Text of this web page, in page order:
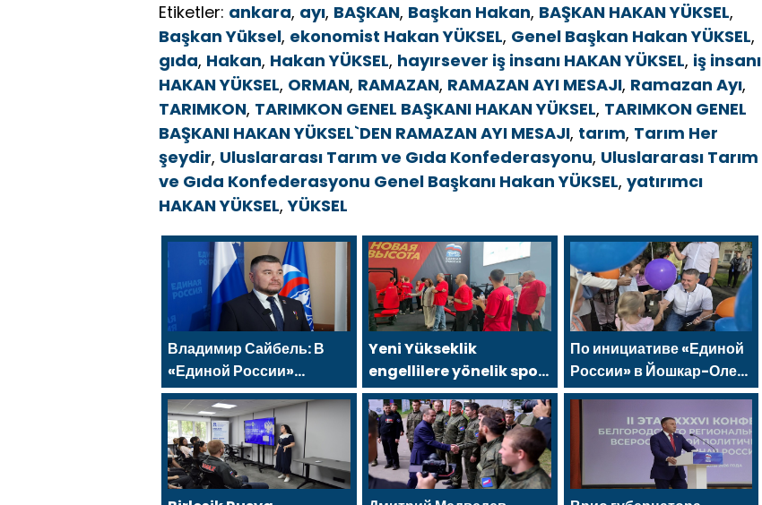
Etiketler: ankara, ayı, BAŞKAN, Başkan Hakan, BAŞKAN HAKAN YÜKSEL,
Başkan Yüksel, ekonomist Hakan YÜKSEL, Genel Başkan Hakan YÜKSEL,
gıda, Hakan, Hakan YÜKSEL, hayırsever iş insanı HAKAN YÜKSEL, iş insanı
HAKAN YÜKSEL, ORMAN, RAMAZAN, RAMAZAN AYI MESAJI, Ramazan Ayı,
TARIMKON, TARIMKON GENEL BAŞKANI HAKAN YÜKSEL, TARIMKON GENEL
BAŞKANI HAKAN YÜKSEL`DEN RAMAZAN AYI MESAJI, tarım, Tarım Her
şeydir, Uluslararası Tarım ve Gıda Konfederasyonu, Uluslararası Tarım
ve Gıda Konfederasyonu Genel Başkanı Hakan YÜKSEL, yatırımcı
HAKAN YÜKSEL,YÜKSEL
Владимир Сайбель: В
«Единой России»
поддерживают решение
Минтруда упростить для
бывших участников СВО
получение соцконтракта
Yeni Yükseklik
engellilere yönelik spor
salonu, 2021 Birleşik
Rusya Halk Programı
kapsamında
Saratov’da açıldı
По инициативе «Единой
России» в Йошкар-Оле
состоялся семейный
фестиваль